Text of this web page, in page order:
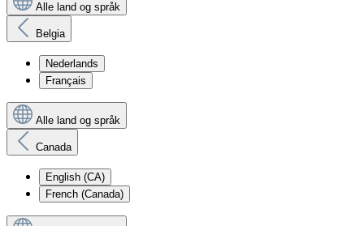
Alle land og språk
Belgia
Nederlands
Français
Alle land og språk
Canada
English (CA)
French (Canada)